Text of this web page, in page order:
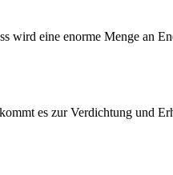
wird eine enorme Menge an
es zur Verdichtung und